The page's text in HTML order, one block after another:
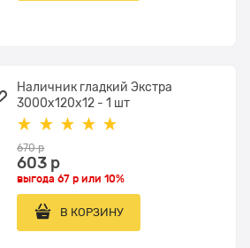
Наличник гладкий Экстра
3000x120x12 - 1 шт
670 р
603 р
выгода67 р или10%
В КОРЗИНУ